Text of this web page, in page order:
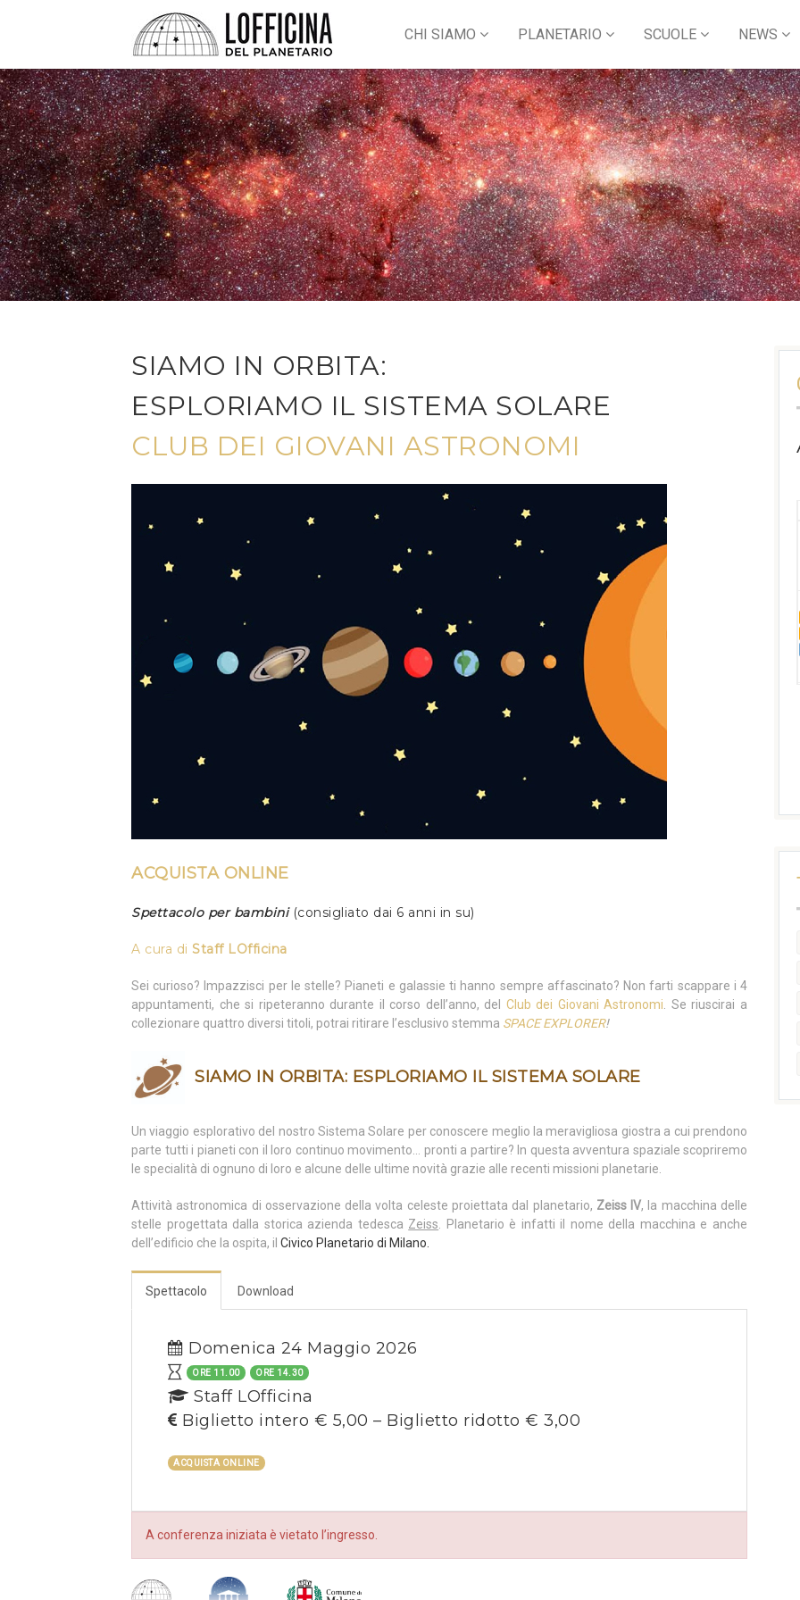
CHI SIAMO PLANETARIO SCUOLE NEWS
SIAMO IN ORBITA:
ESPLORIAMO IL SISTEMA SOLARE
CLUB DEI GIOVANI ASTRONOMI
ACQUISTA ONLINE
Spettacolo per bambini (consigliato dai 6 anni in su)
A cura di Staff LOfficina
Sei curioso? Impazzisci per le stelle? Pianeti e galassie ti hanno sempre affascinato? Non farti scappare i 4
appuntamenti, che si ripeteranno durante il corso dell’anno, del Club dei Giovani Astronomi . Se riuscirai a
collezionare quattro diversi titoli, potrai ritirare l’esclusivo stemma SPACE EXPLORER!
SIAMO IN ORBITA: ESPLORIAMO IL SISTEMA SOLARE
Un viaggio esplorativo del nostro Sistema Solare per conoscere meglio la meravigliosa giostra a cui prendono
parte tutti i pianeti con il loro continuo movimento… pronti a partire? In questa avventura spaziale scopriremo
le specialità di ognuno di loro e alcune delle ultime novità grazie alle recenti missioni planetarie.
Attività astronomica di osservazione della volta celeste proiettata dal planetario, Zeiss IV, la macchina delle
stelle progettata dalla storica azienda tedesca Zeiss . Planetario è infatti il nome della macchina e anche
dell’edificio che la ospita, il Civico Planetario di Milano.
Spettacolo Download
Domenica 24 Maggio 2026
ORE 11.00 ORE 14.30
Staff LOfficina
Biglietto intero € 5,00 – Biglietto ridotto € 3,00
ACQUISTA ONLINE
A conferenza iniziata è vietato l’ingresso.